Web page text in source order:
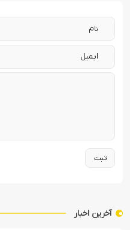
آخرین اخبار